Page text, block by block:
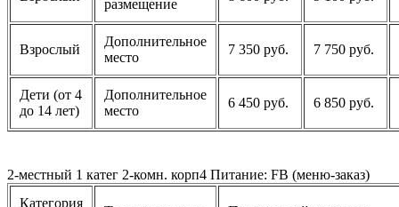
размещение
Взрослый
Дополнительное
место
7 350 руб. 7 750 руб.
Дети (от 4
до 14 лет)
Дополнительное
место
6 450 руб. 6 850 руб.
2-местный 1 катег 2-комн. корп4 Питание: FB (меню-заказ)
Категория